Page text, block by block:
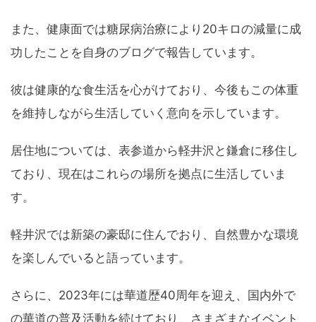
また、健康面では糖尿病治療により20キロの減量に成
功したことを自身のブログで報告しています。
彼は健康的な食生活を心がけており、今後もこの体重
を維持しながら生活していく意向を示しています。
居住地については、表参道から軽井沢と鎌倉に移住し
ており、現在はこれらの場所を拠点に生活していま
す。
軽井沢では新築の豪邸に住んでおり、自然豊かな環境
を楽しんでいると語っています。
さらに、2023年には華道歴40周年を迎え、国内外で
の華道の普及活動を続けており、さまざまなイベント